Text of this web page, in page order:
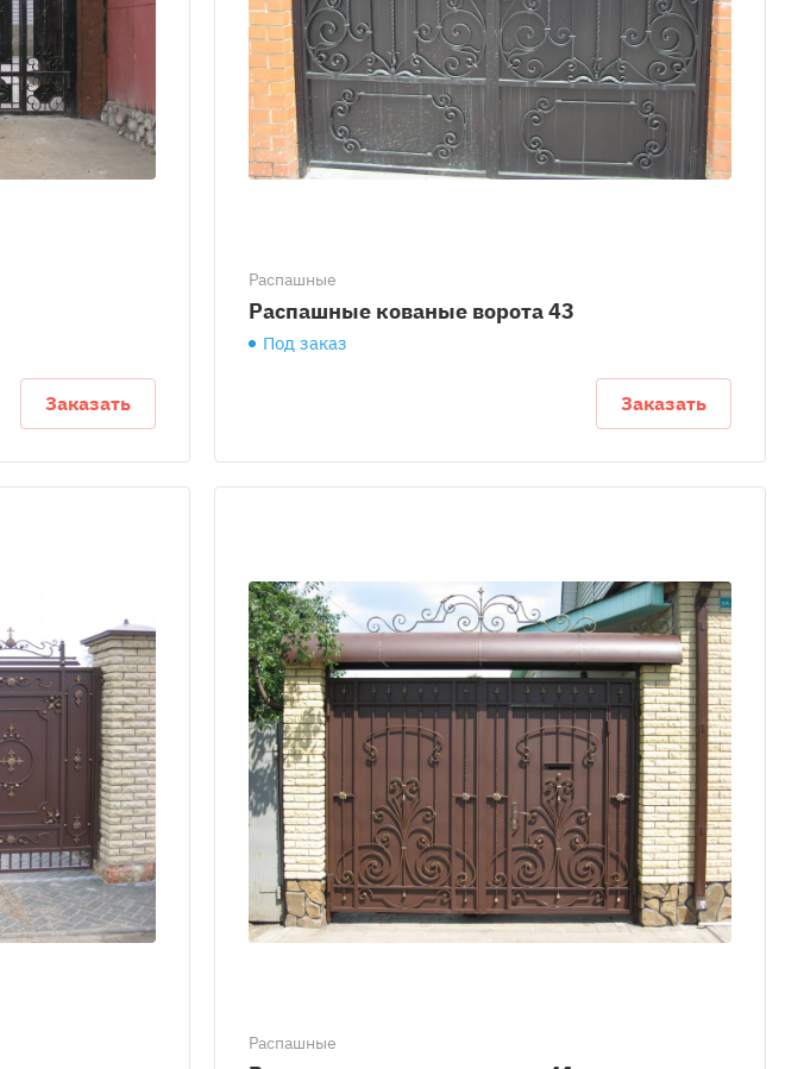
Заказать
Распашные
Распашные кованые ворота 43
Под заказ
Заказать
Распашные